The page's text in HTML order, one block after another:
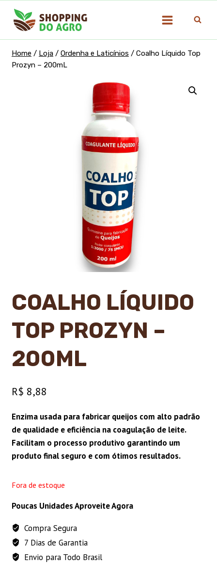
para
Home / Loja / Ordenha e Laticínios / Coalho Líquido Top
Prozyn – 200mL
COALHO LÍQUIDO
TOP PROZYN –
200ML
R$ 8,88
Enzima usada para fabricar queijos com alto padrão
de qualidade e eficiência na coagulação de leite.
Facilitam o processo produtivo garantindo um
produto final seguro e com ótimos resultados.
Fora de estoque
Poucas Unidades Aproveite Agora
Compra Segura
7 Dias de Garantia
Envio para Todo Brasil